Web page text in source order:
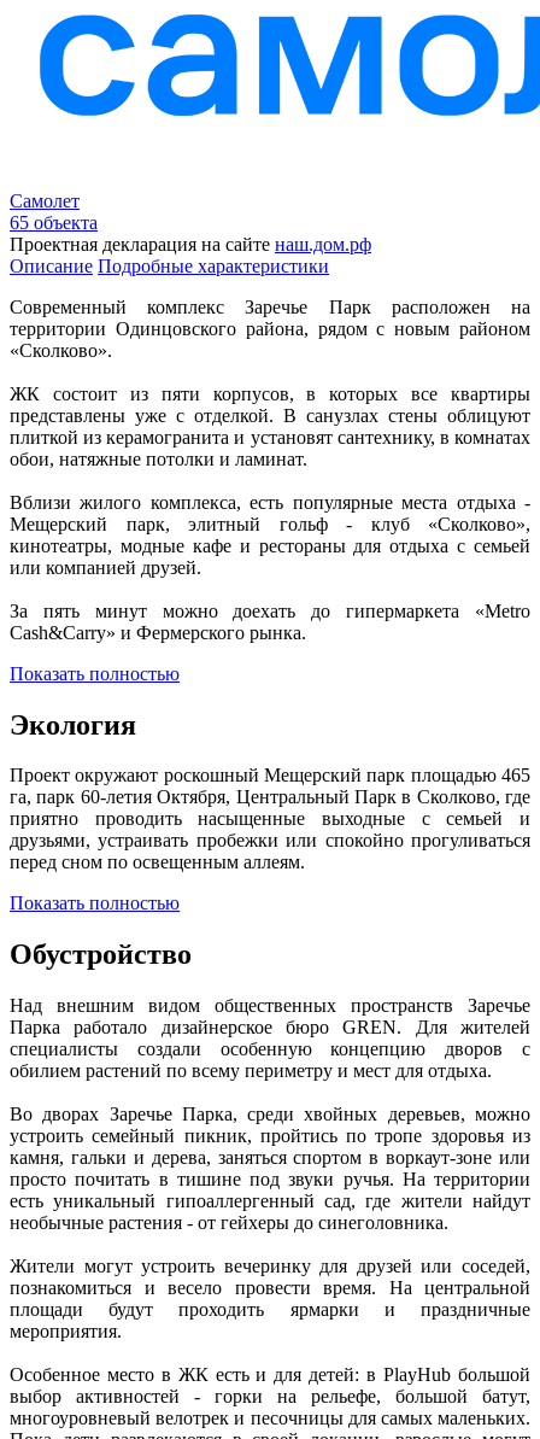
Самолет
65 объекта
Проектная декларация на сайте наш.дом.рф
Описание Подробные характеристики
Современный комплекс Заречье Парк расположен на
территории Одинцовского района, рядом с новым районом
«Сколково».
ЖК состоит из пяти корпусов, в которых все квартиры
представлены уже с отделкой. В санузлах стены облицуют
плиткой из керамогранита и установят сантехнику, в комнатах
обои, натяжные потолки и ламинат.
Вблизи жилого комплекса, есть популярные места отдыха -
Мещерский парк, элитный гольф - клуб «Сколково»,
кинотеатры, модные кафе и рестораны для отдыха с семьей
или компанией друзей.
За пять минут можно доехать до гипермаркета «Metro
Cash&Carry» и Фермерского рынка.
Показать полностью
Экология
Проект окружают роскошный Мещерский парк площадью 465
га, парк 60-летия Октября, Центральный Парк в Сколково, где
приятно проводить насыщенные выходные с семьей и
друзьями, устраивать пробежки или спокойно прогуливаться
перед сном по освещенным аллеям.
Показать полностью
Обустройство
Над внешним видом общественных пространств Заречье
Парка работало дизайнерское бюро GREN. Для жителей
специалисты создали особенную концепцию дворов с
обилием растений по всему периметру и мест для отдыха.
Во дворах Заречье Парка, среди хвойных деревьев, можно
устроить семейный пикник, пройтись по тропе здоровья из
камня, гальки и дерева, заняться спортом в воркаут-зоне или
просто почитать в тишине под звуки ручья. На территории
есть уникальный гипоаллергенный сад, где жители найдут
необычные растения - от гейхеры до синеголовника.
Жители могут устроить вечеринку для друзей или соседей,
познакомиться и весело провести время. На центральной
площади будут проходить ярмарки и праздничные
мероприятия.
Особенное место в ЖК есть и для детей: в PlayHub большой
выбор активностей - горки на рельефе, большой батут,
многоуровневый велотрек и песочницы для самых маленьких.